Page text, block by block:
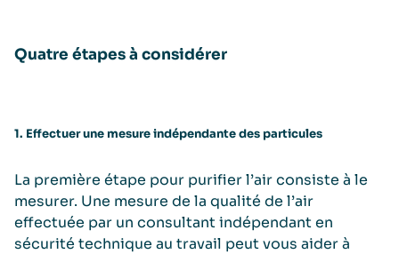
Quatre étapes à considérer
1. Effectuer une mesure indépendante des particules
La première étape pour purifier l’air consiste à le
mesurer. Une mesure de la qualité de l’air
effectuée par un consultant indépendant en
sécurité technique au travail peut vous aider à